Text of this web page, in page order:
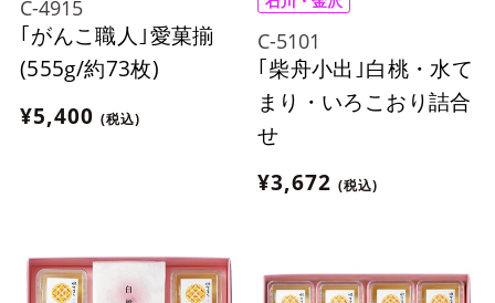
C-4915
｢がんこ職人｣愛菓揃
(555g/約73枚)
¥5,400 (税込)
C-5101
｢柴舟小出｣白桃・水て
まり・いろこおり詰合
せ
¥3,672 (税込)